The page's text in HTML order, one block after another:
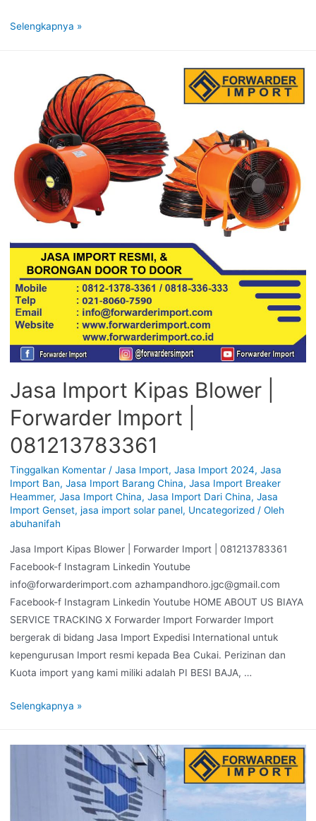
Selengkapnya »
Jasa Import Kipas Blower |
Forwarder Import |
081213783361
Tinggalkan Komentar / Jasa Import, Jasa Import 2024, Jasa
Import Ban, Jasa Import Barang China, Jasa Import Breaker
Heammer, Jasa Import China, Jasa Import Dari China, Jasa
Import Genset, jasa import solar panel, Uncategorized/ Oleh
abuhanifah
Jasa Import Kipas Blower | Forwarder Import | 081213783361
Facebook-f Instagram Linkedin Youtube
info@forwarderimport.com azhampandhoro.jgc@gmail.com
Facebook-f Instagram Linkedin Youtube HOME ABOUT US BIAYA
SERVICE TRACKING X Forwarder Import Forwarder Import
bergerak di bidang Jasa Import Expedisi International untuk
kepengurusan Import resmi kepada Bea Cukai. Perizinan dan
Kuota import yang kami miliki adalah PI BESI BAJA, …
Selengkapnya »